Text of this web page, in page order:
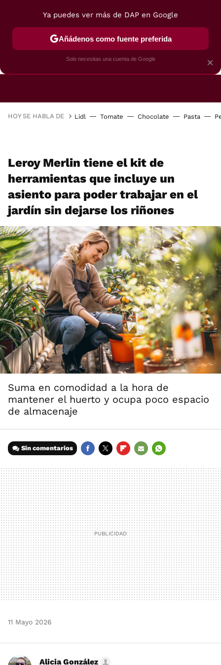
FREIDORAS DE AIRE GUÍAS DE
HOY SE HABLA DE Lidl Tomate Chocolate Pasta
Leroy Merlin tiene el kit de
herramientas que incluye un
asiento para poder trabajar en el
jardín sin dejarse los riñones
Suma en comodidad a la hora de
mantener el huerto y ocupa poco espacio
de almacenaje
Sin comentarios
MAIL
11 Mayo 2026
Alicia González
×
Ya puedes ver más de DAP en Google
Añádenos como fuente preferida
Solo necesitas una cuenta de Google